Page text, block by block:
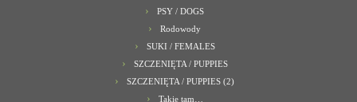
PSY / DOGS
Rodowody
SUKI / FEMALES
SZCZENIĘTA / PUPPIES
SZCZENIĘTA / PUPPIES (2)
Takie tam…